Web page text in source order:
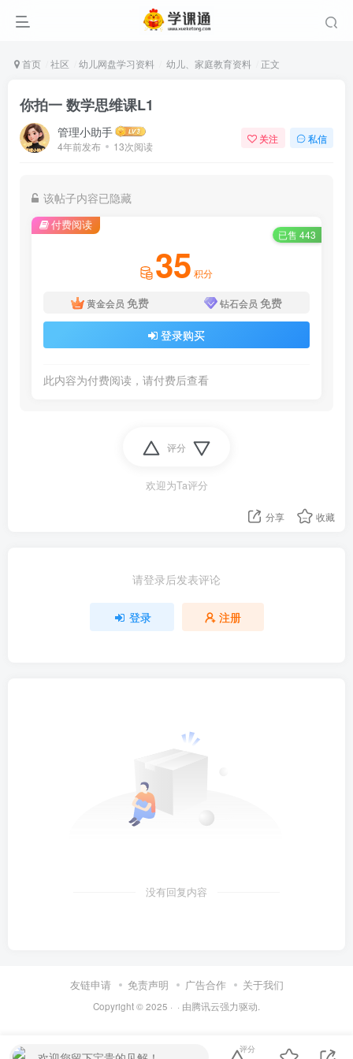
首页 社区 幼儿网盘学习资料 幼儿、家庭教育资料 正文
你拍一 数学思维课L1
管理小助手
4年前发布 13次阅读
关注 私信
该帖子内容已隐藏
付费阅读
已售 443
35 积分
黄金会员 免费 钻石会员 免费
登录购买
此内容为付费阅读，请付费后查看
评分
欢迎为Ta评分
分享 收藏
请登录后发表评论
登录 注册
没有回复内容
友链申请 免责声明 广告合作 关于我们
Copyright © 2025 · · 由腾讯云强力驱动.
评分